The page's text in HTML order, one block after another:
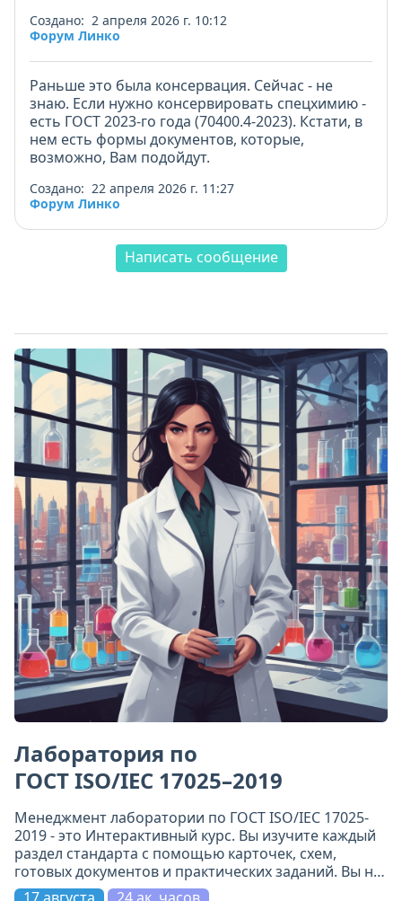
Создано: 2 апреля 2026 г. 10:12
Форум Линко
Раньше это была консервация. Сейчас - не
знаю. Если нужно консервировать спецхимию -
есть ГОСТ 2023-го года (70400.4-2023). Кстати, в
нем есть формы документов, которые,
возможно, Вам подойдут.
Создано: 22 апреля 2026 г. 11:27
Форум Линко
Написать сообщение
Лаборатория по
ГОСТ ISO/IEC 17025–2019
Менеджмент лаборатории по ГОСТ ISO/IEC 17025-
2019 - это Интерактивный курс. Вы изучите каждый
раздел стандарта с помощью карточек, схем,
готовых документов и практических заданий. Вы не
просто прочитаете требования - вы поймёте их и